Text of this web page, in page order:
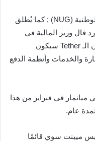
وبحسب ما ورد أصدرت حكومة الوحدة الوطنية (NUG) ; كما يُطلق
قال وزير المالية في
حكومة الوحدة الوطنية ، تين تون نينغ ; إن الـ Tether سيكون
والخدمات وأنظمة الدفع
في فبراير من هذا
عام.
ميينت سوي قائمًا